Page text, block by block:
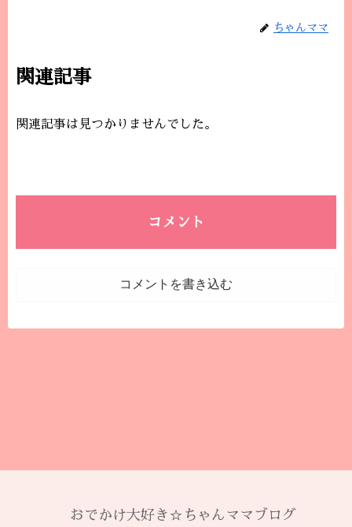
ちゃんママ
関連記事
関連記事は見つかりませんでした。
コメント
コメントを書き込む
おでかけ大好き☆ちゃんママブログ